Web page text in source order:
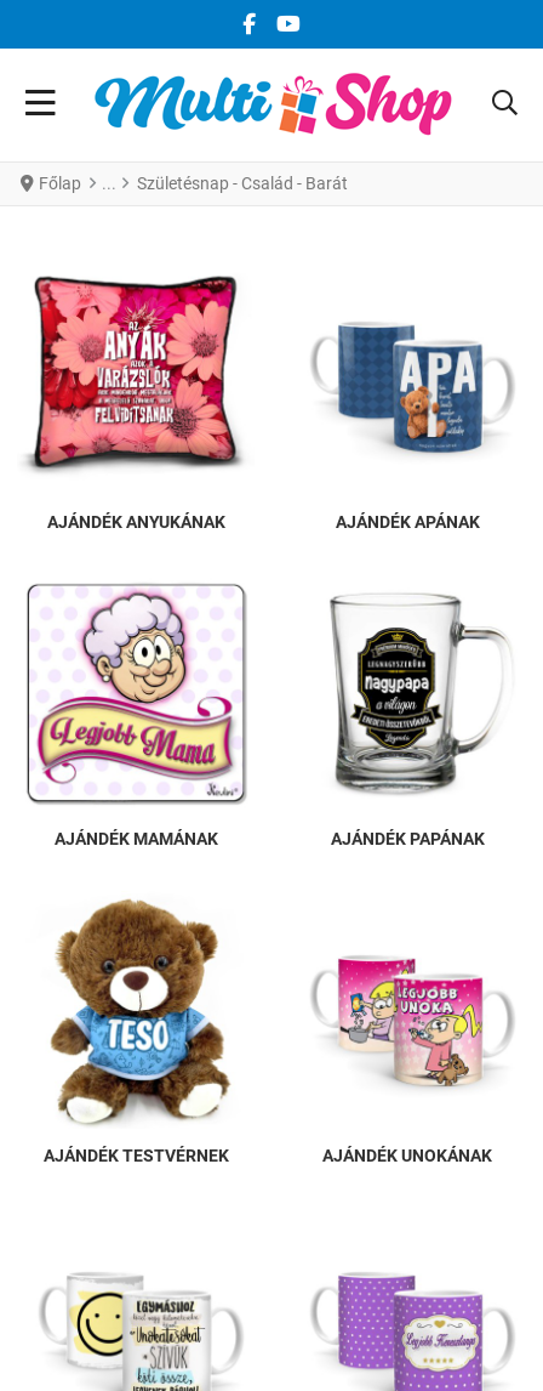
FACEBOOK KÖZÖSSÉGI LINK
YOUTUBE KÖZÖSSÉGI LINK
Főlap Születésnap - Család - Barát
AJÁNDÉK ANYUKÁNAK AJÁNDÉK APÁNAK
AJÁNDÉK MAMÁNAK AJÁNDÉK PAPÁNAK
AJÁNDÉK TESTVÉRNEK AJÁNDÉK UNOKÁNAK